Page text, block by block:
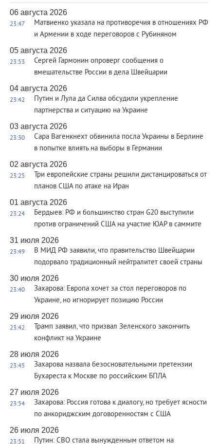
06 августа 2026
23:47
Матвиенко указала на противоречия в отношениях РФ
и Армении в ходе переговоров с Рубиняном
05 августа 2026
23:53
Сергей Гармонин опроверг сообщения о
вмешательстве России в дела Швейцарии
04 августа 2026
23:42
Путин и Лула да Силва обсудили укрепление
партнерства и ситуацию на Украине
03 августа 2026
23:30
Сара Вагенкнехт обвинила посла Украины в Берлине
в попытке влиять на выборы в Германии
02 августа 2026
23:25
Три европейские страны решили дистанцироваться от
планов США по атаке на Иран
01 августа 2026
23:24
Бердыев: РФ и большинство стран G20 выступили
против ограничений США на участие ЮАР в саммите
31 июля 2026
23:49
В МИД РФ заявили, что правительство Швейцарии
подорвало традиционный нейтралитет своей страны
30 июля 2026
23:40
Захарова: Европа хочет за стол переговоров по
Украине, но игнорирует позицию России
29 июля 2026
23:42
Трамп заявил, что призвал Зеленского закончить
конфликт на Украине
28 июля 2026
23:45
Захарова назвала безосновательными претензии
Бухареста к Москве по российским БПЛА
27 июля 2026
23:54
Захарова: Россия готова к диалогу, но требует ясности
по анкориджским договоренностям с США
26 июля 2026
23:51 Путин: СВО стала вынужденным ответом на